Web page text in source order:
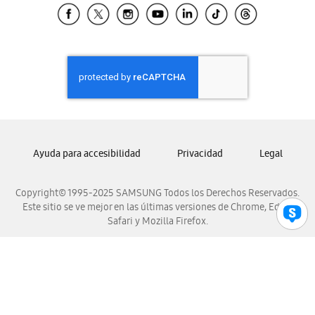
Samsung El Salvador
Samsung Honduras
Samsung Nicaragua
Samsung Panamá
Samsung Venezuela
Copyright© 1995-2025 SAMSUNG Todos los Derechos Reservados.
Este sitio se ve mejor en las últimas versiones de Chrome, Edge,
Safari y Mozilla Firefox.
Ayuda para accesibilidad Privacidad Legal